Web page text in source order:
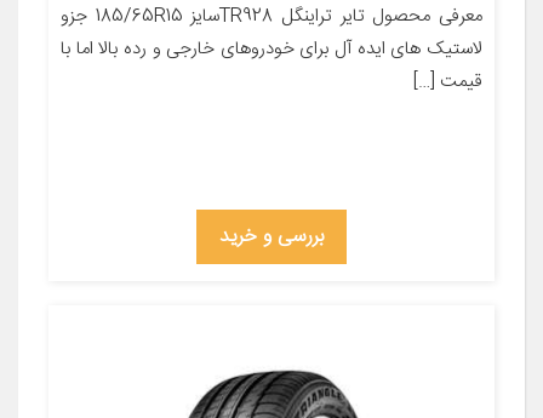
معرفی محصول تایر تراینگل TR928سایز 185/65R15 جزو
لاستیک های ایده آل برای خودروهای خارجی و رده بالا اما با
قیمت […]
بررسی و خرید